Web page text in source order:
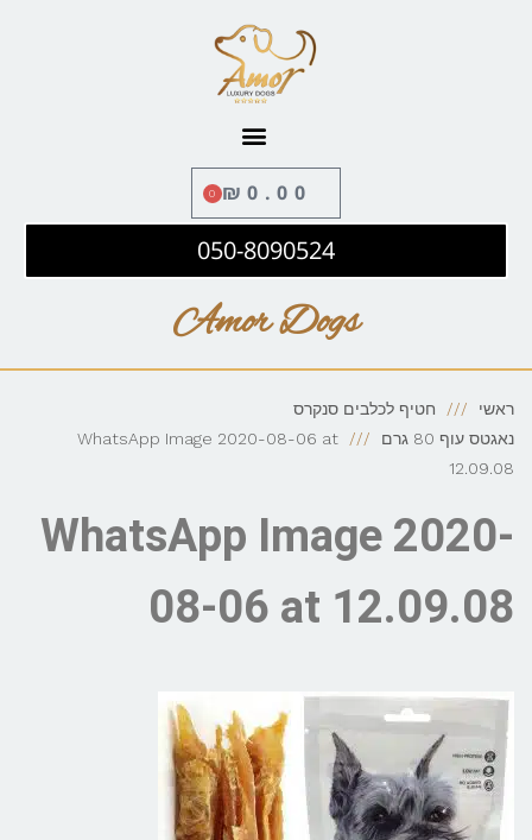
₪0.00
0
050-8090524
Amor Dogs
ראשי
חטיף לכלבים סנקרס
נאגטס עוף 80 גרם
WhatsApp Image 2020-08-06 at
12.09.08
WhatsApp Image 2020-
08-06 at 12.09.08